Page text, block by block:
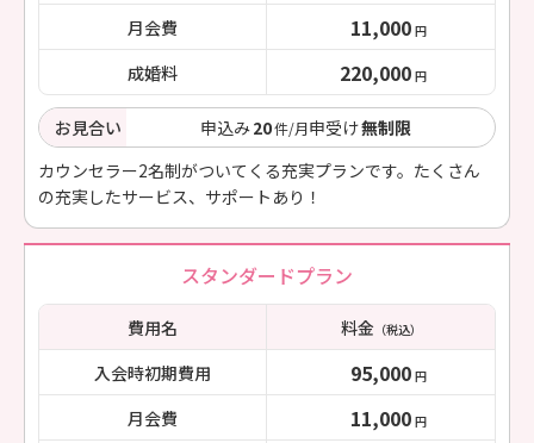
月会費 11,000 円
成婚料 220,000 円
お見合い 申込み20件/月申受け無制限
カウンセラー2名制がついてくる充実プランです。たくさん
の充実したサービス、サポートあり！
スタンダードプラン
費用名 料金（税込）
入会時初期費用 95,000 円
月会費 11,000 円